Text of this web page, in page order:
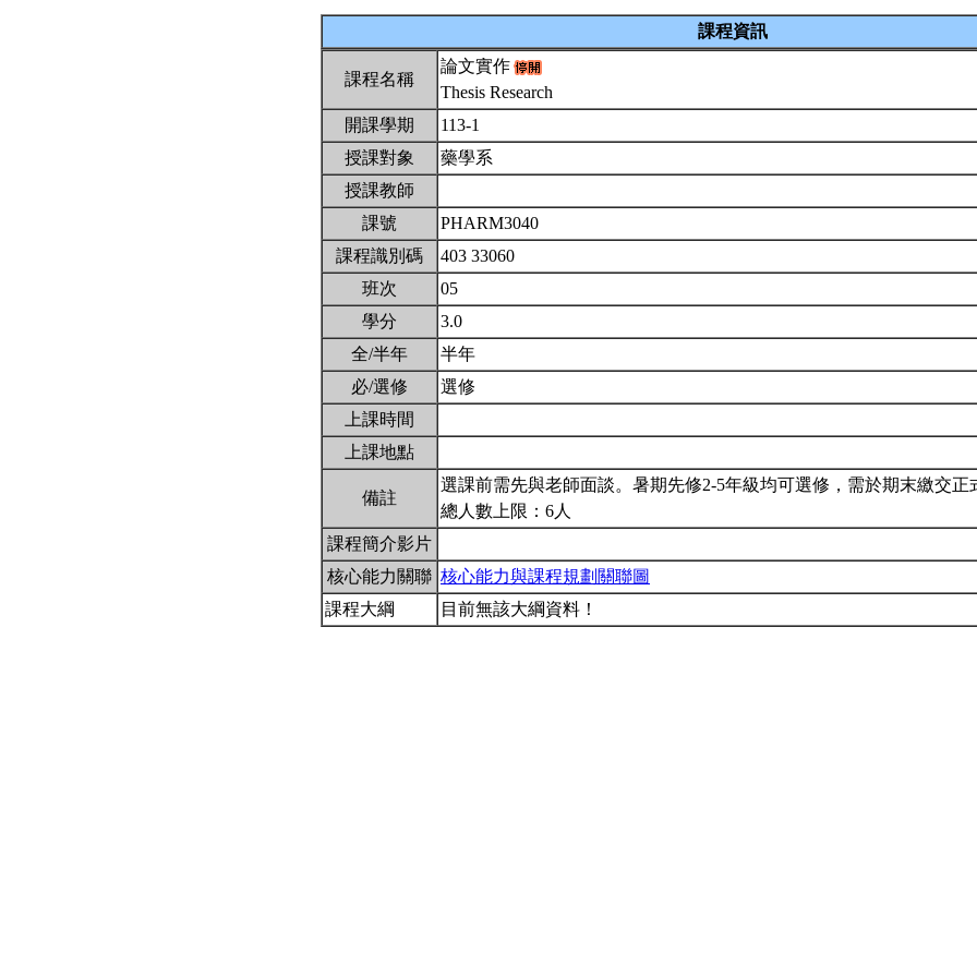
課程資訊
課程名稱
論文實作
Thesis Research
開課學期
113-1
授課對象
藥學系
授課教師
課號
PHARM3040
課程識別碼
403 33060
班次
05
學分
3.0
全/半年
半年
必/選修
選修
上課時間
上課地點
備註
選課前需先與老師面談。暑期先修2-5年級均可選修，需於期末繳交正
總人數上限：6人
課程簡介影片
核心能力關聯 核心能力與課程規劃關聯圖
課程大綱
目前無該大綱資料！